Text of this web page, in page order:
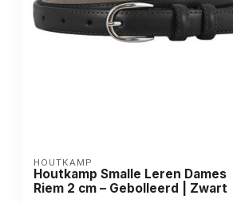
HOUTKAMP
Houtkamp Smalle Leren Dames
Riem 2 cm – Gebolleerd | Zwart